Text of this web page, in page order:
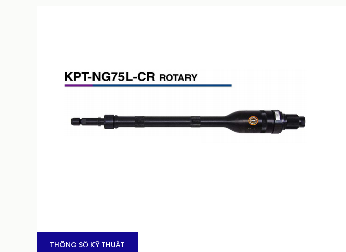
THÔNG SỐ KỸ THUẬT